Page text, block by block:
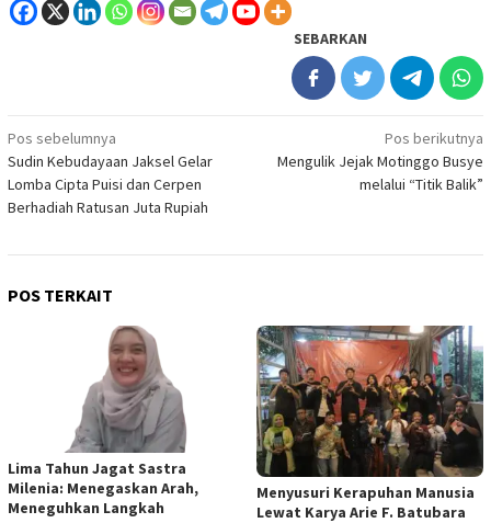
SEBARKAN
Navigasi
pos
Pos sebelumnya
Sudin Kebudayaan Jaksel Gelar
Lomba Cipta Puisi dan Cerpen
Berhadiah Ratusan Juta Rupiah
Pos berikutnya
Mengulik Jejak Motinggo Busye
melalui “Titik Balik”
POS TERKAIT
Lima Tahun Jagat Sastra
Milenia: Menegaskan Arah,
Meneguhkan Langkah
Menyusuri Kerapuhan Manusia
Lewat Karya Arie F. Batubara